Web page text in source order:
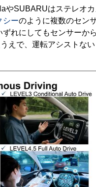
やSUBARUはステレオ
シーのように複数のセン
れにしてもセンサーか
えで、運転アシストな